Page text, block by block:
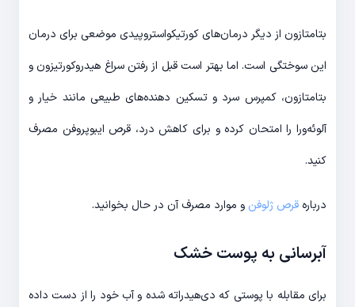
بتامتازون از دیگر درمان‌های کورتیکواستروپیدی موضعی برای درمان
این سوختگی است. اما بهتر است قبل از رفتن سراغ هیدروکورتیزون و
بتامتازون، کمپرس سرد و تسکین ‌دهنده‌های طبیعی مانند خیار و
آلوئه‌ورا را امتحان کرده و برای کاهش درد، قرص ایبوپروفن مصرف
کنید.
درباره قرص ژلوفن و موارد مصرف آن در حال بخوانید.
آبرسانی به پوست خشک
برای مقابله با پوستی که دی‌هیدراته شده و آب خود را از دست داده